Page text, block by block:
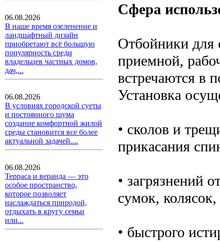
06.08.2026
В наше время озеленение и
ландшафтный дизайн
приобретают всё большую
популярность среди
владельцев частных домов,
дач,...
06.08.2026
В условиях городской суеты
и постоянного шума
создание комфортной жилой
среды становится все более
актуальной задачей....
06.08.2026
Терраса и веранда — это
особое пространство,
которое позволяет
наслаждаться природой,
отдыхать в кругу семьи
или...
Сфера
Отбойники для
приемной,
встречаются в
Установка
• сколов и
прикасания
• загрязнений
сумок,
• быстрого